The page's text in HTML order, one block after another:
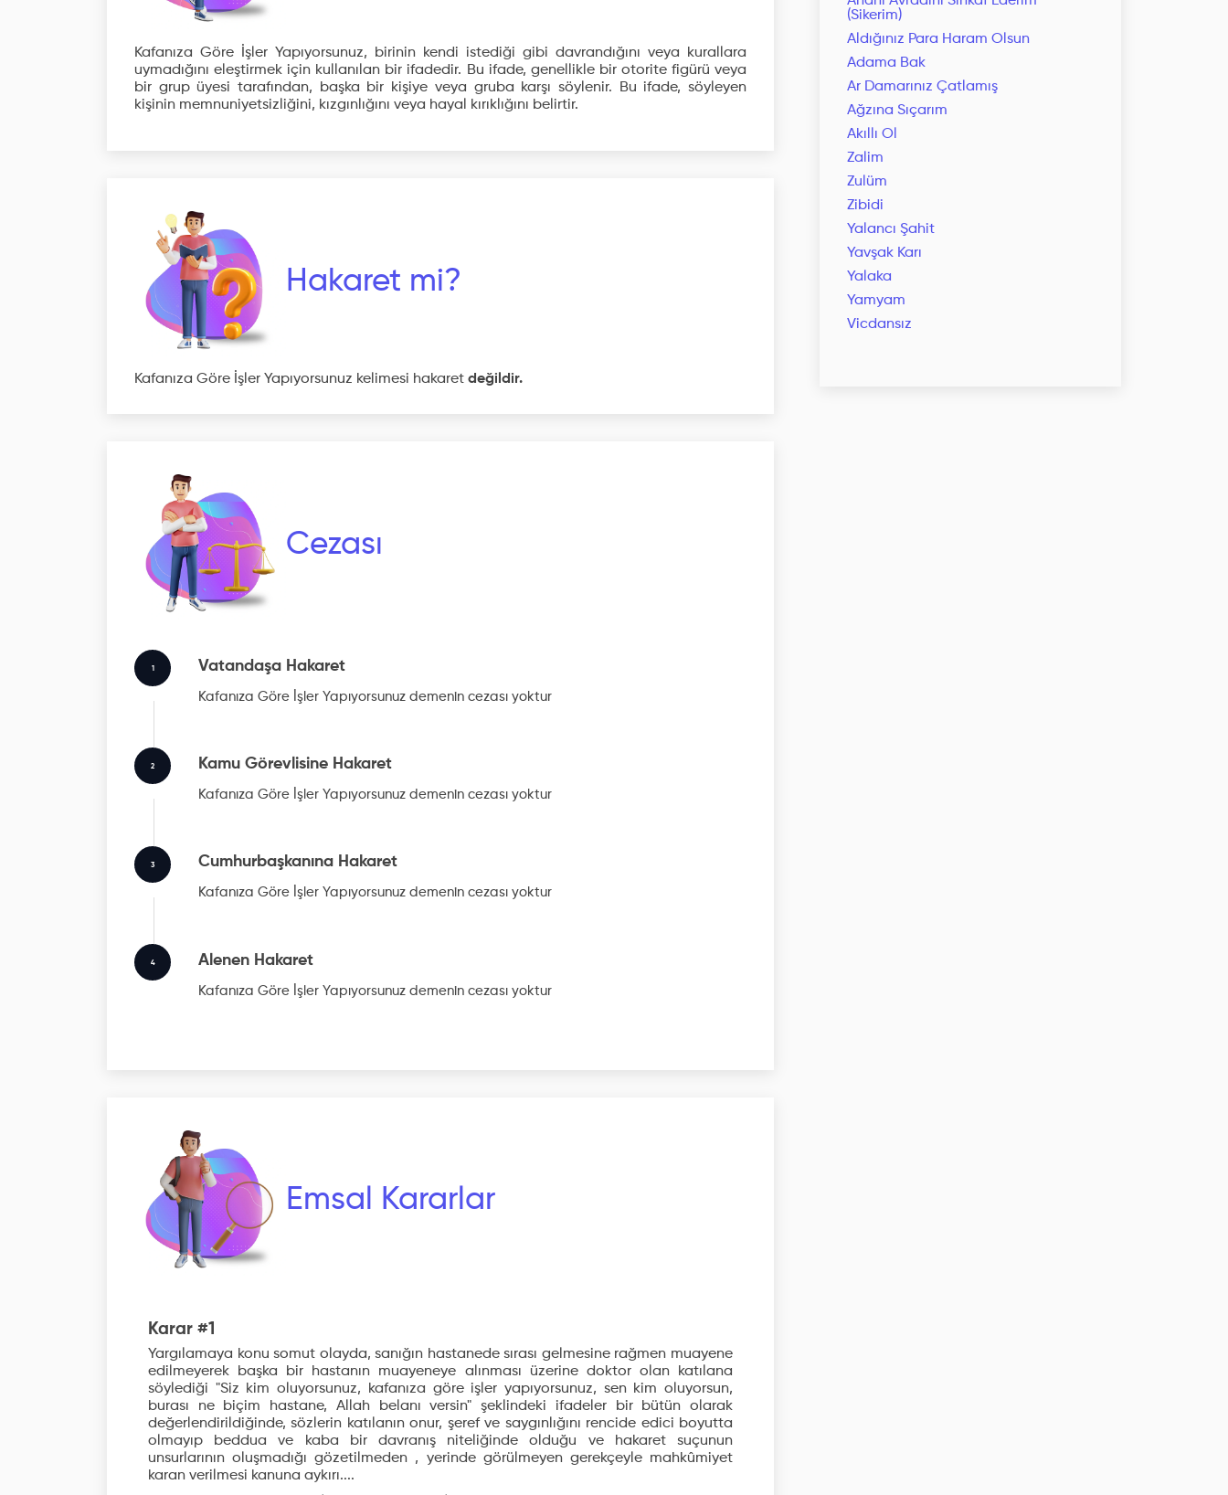
Kafanıza Göre İşler Yapıyorsunuz, birinin kendi istediği gibi davrandığını veya kurallara
uymadığını eleştirmek için kullanılan bir ifadedir. Bu ifade, genellikle bir otorite figürü veya
bir grup üyesi tarafından, başka bir kişiye veya gruba karşı söylenir. Bu ifade, söyleyen
kişinin memnuniyetsizliğini, kızgınlığını veya hayal kırıklığını belirtir.
Hakaret mi?
Kafanıza Göre İşler Yapıyorsunuz kelimesi hakaret değildir.
Cezası
1 Vatandaşa Hakaret
Kafanıza Göre İşler Yapıyorsunuz demenin cezası yoktur
2 Kamu Görevlisine Hakaret
Kafanıza Göre İşler Yapıyorsunuz demenin cezası yoktur
3 Cumhurbaşkanına Hakaret
Kafanıza Göre İşler Yapıyorsunuz demenin cezası yoktur
4 Alenen Hakaret
Kafanıza Göre İşler Yapıyorsunuz demenin cezası yoktur
Emsal Kararlar
Karar #1
Yargılamaya konu somut olayda, sanığın hastanede sırası gelmesine rağmen muayene
edilmeyerek başka bir hastanın muayeneye alınması üzerine doktor olan katılana
söylediği "Siz kim oluyorsunuz, kafanıza göre işler yapıyorsunuz, sen kim oluyorsun,
burası ne biçim hastane, Allah belanı versin" şeklindeki ifadeler bir bütün olarak
değerlendirildiğinde, sözlerin katılanın onur, şeref ve saygınlığını rencide edici boyutta
olmayıp beddua ve kaba bir davranış niteliğinde olduğu ve hakaret suçunun
unsurlarının oluşmadığı gözetilmeden , yerinde görülmeyen gerekçeyle mahkûmiyet
karan verilmesi kanuna aykırı....
(Sikerim)
Aldığınız Para Haram Olsun
Adama Bak
Ar Damarınız Çatlamış
Ağzına Sıçarım
Akıllı Ol
Zalim
Zulüm
Zibidi
Yalancı Şahit
Yavşak Karı
Yalaka
Yamyam
Vicdansız